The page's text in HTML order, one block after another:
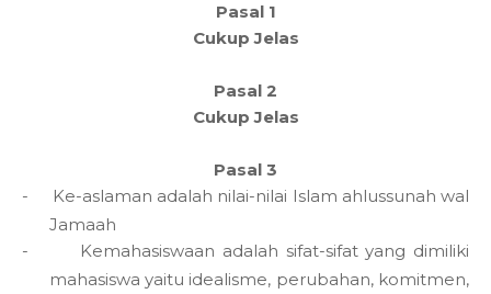
Pasal 1
Cukup Jelas
Pasal 2
Cukup Jelas
Pasal 3
-
Ke-aslaman adalah nilai-nilai Islam ahlussunah wal
Jamaah
-
Kemahasiswaan adalah sifat-sifat yang dimiliki
mahasiswa yaitu idealisme, perubahan, komitmen,